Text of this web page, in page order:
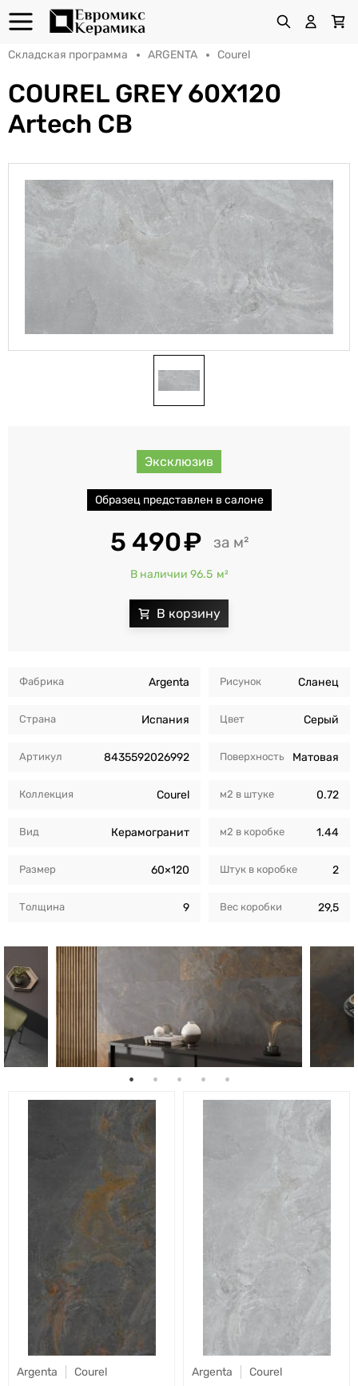
Складская программа ARGENTA Courel
COUREL GREY 60X120
Artech CB
Фабрика Argenta
Страна Испания
Артикул 8435592026992
Коллекция Courel
Вид Керамогранит
Размер 60×120
Толщина 9
Рисунок Сланец
Цвет Серый
Поверхность Матовая
м2 в штуке 0.72
м2 в коробкe 1.44
Штук в коробкe 2
Вес коробки 29,5
Эксклюзив
Образец представлен в салоне
5 490 м²
В наличии 96.5 м²
Argenta Courel Argenta Courel